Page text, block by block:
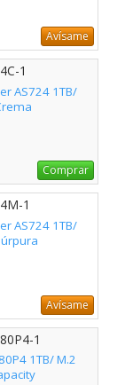
Avísame
1
AS724 1TB/
Comprar
1
AS724 1TB/
Avísame
1
1TB/ M.2